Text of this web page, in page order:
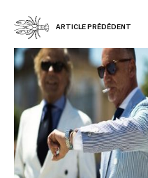
ARTICLE PRÉDÉDENT